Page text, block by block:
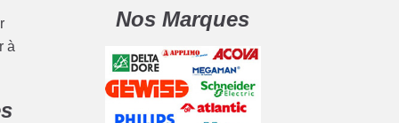
à
Nos Marques